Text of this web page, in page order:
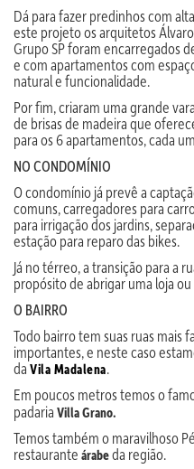
Dá para fazer predinhos com
este projeto os arquitetos
Grupo SP foram encarregados
e com apartamentos com
natural e funcionalidade.
Por fim, criaram uma grande
de brisas de madeira que
para os 6 apartamentos, cada
NO CONDOMÍNIO
O condomínio já prevê a
comuns, carregadores para
para irrigação dos jardins,
estação para reparo das bikes.
Já no térreo, a transição para a
propósito de abrigar uma loja
O BAIRRO
Todo bairro tem suas ruas mais
importantes, e neste caso
daVila Madalena.
Em poucos metros temos o
padaria Villa Grano.
Temos também o maravilhoso
restaurante árabeda região.